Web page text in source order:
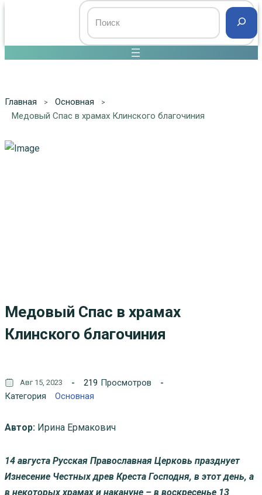
Главная
Основная
Медовый Спас в храмах Клинского благочиния
Медовый Спас в храмах
Клинского благочиния
Авг 15, 2023 219 Просмотров
Категория
Основная
Автор:Ирина Ермакович
14 августа Русская Православная Церковь празднует
Изнесение Честных древ Креста Господня, в этот день, а
в некоторых храмах и накануне – в воскресенье 13